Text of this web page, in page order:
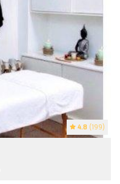
4.8 (199)